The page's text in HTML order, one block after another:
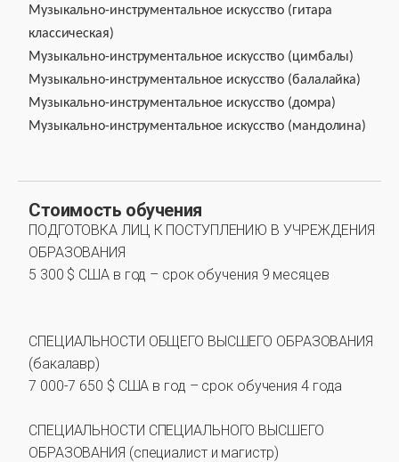
Музыкально-инструментальное искусство (гитара
классическая)
Музыкально-инструментальное искусство (цимбалы)
Музыкально-инструментальное искусство (балалайка)
Музыкально-инструментальное искусство (домра)
Музыкально-инструментальное искусство (мандолина)
Стоимость обучения
ПОДГОТОВКА ЛИЦ К ПОСТУПЛЕНИЮ В УЧРЕЖДЕНИЯ
ОБРАЗОВАНИЯ
5 300 $ США в год – срок обучения 9 месяцев
СПЕЦИАЛЬНОСТИ ОБЩЕГО ВЫСШЕГО ОБРАЗОВАНИЯ
(бакалавр)
7 000-7 650 $ США в год – срок обучения 4 года
СПЕЦИАЛЬНОСТИ СПЕЦИАЛЬНОГО ВЫСШЕГО
ОБРАЗОВАНИЯ (специалист и магистр)